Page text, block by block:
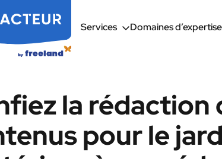
Services Domaines d’expertise
la rédaction
pour le